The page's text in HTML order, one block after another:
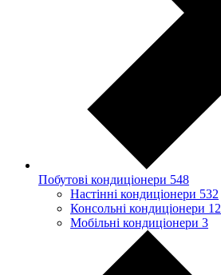
Побутові кондиціонери 548
Настінні кондиціонери 532
Консольні кондиціонери 12
Мобільні кондиціонери 3